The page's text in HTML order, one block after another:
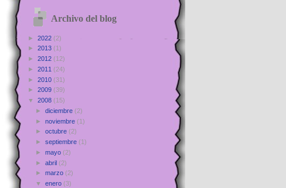
Archivo del blog
► 2022 (2)
► 2013 (1)
► 2012 (12)
► 2011 (24)
► 2010 (31)
► 2009 (39)
▼ 2008 (15)
►diciembre (2)
►noviembre (1)
►octubre (2)
►septiembre (1)
►mayo (2)
►abril (2)
►marzo (2)
▼enero (3)